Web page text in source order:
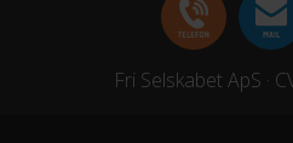
Fri Selskabet ApS ·